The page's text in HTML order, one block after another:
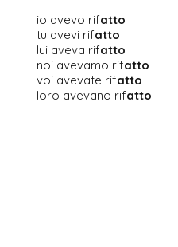
io avevo rifatto
tu avevi rifatto
lui aveva rifatto
noi avevamo rifatto
voi avevate rifatto
loro avevano rifatto